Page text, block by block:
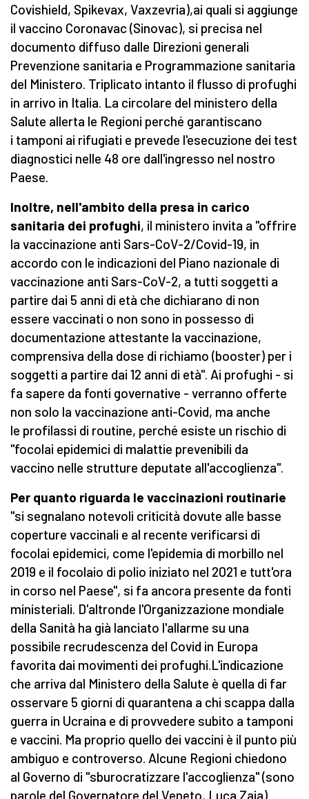
Covishield, Spikevax, Vaxzevria),ai quali si aggiunge
il vaccino Coronavac (Sinovac), si precisa nel
documento diffuso dalle Direzioni generali
Prevenzione sanitaria e Programmazione sanitaria
del Ministero. Triplicato intanto il flusso di profughi
in arrivo in Italia. La circolare del ministero della
Salute allerta le Regioni perché garantiscano
i tamponi ai rifugiati e prevede l'esecuzione dei test
diagnostici nelle 48 ore dall'ingresso nel nostro
Paese.
Inoltre, nell'ambito della presa in carico
sanitaria dei profughi, il ministero invita a "offrire
la vaccinazione anti Sars-CoV-2/Covid-19, in
accordo con le indicazioni del Piano nazionale di
vaccinazione anti Sars-CoV-2, a tutti soggetti a
partire dai 5 anni di età che dichiarano di non
essere vaccinati o non sono in possesso di
documentazione attestante la vaccinazione,
comprensiva della dose di richiamo (booster) per i
soggetti a partire dai 12 anni di età". Ai profughi - si
fa sapere da fonti governative - verranno offerte
non solo la vaccinazione anti-Covid, ma anche
le profilassi di routine, perché esiste un rischio di
"focolai epidemici di malattie prevenibili da
vaccino nelle strutture deputate all'accoglienza".
Per quanto riguarda le vaccinazioni routinarie
"si segnalano notevoli criticità dovute alle basse
coperture vaccinali e al recente verificarsi di
focolai epidemici, come l'epidemia di morbillo nel
2019 e il focolaio di polio iniziato nel 2021 e tutt'ora
in corso nel Paese", si fa ancora presente da fonti
ministeriali. D'altronde l'Organizzazione mondiale
della Sanità ha già lanciato l'allarme su una
possibile recrudescenza del Covid in Europa
favorita dai movimenti dei profughi.L'indicazione
che arriva dal Ministero della Salute è quella di far
osservare 5 giorni di quarantena a chi scappa dalla
guerra in Ucraina e di provvedere subito a tamponi
e vaccini. Ma proprio quello dei vaccini è il punto più
ambiguo e controverso. Alcune Regioni chiedono
al Governo di "sburocratizzare l'accoglienza" (sono
parole del Governatore del Veneto, Luca Zaia).